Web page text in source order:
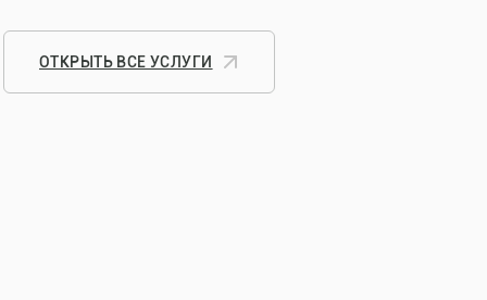
ОТКРЫТЬ ВСЕ УСЛУГИ